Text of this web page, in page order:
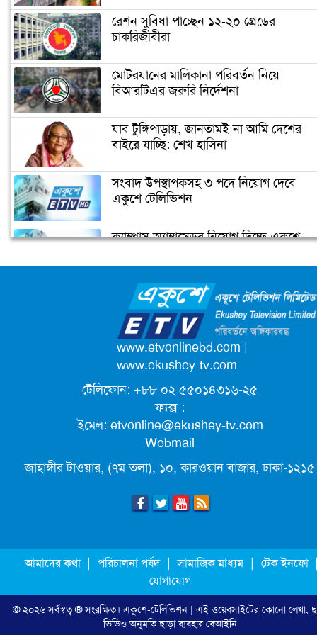
সঙ্গে চুক্তি স্বাক্ষর
মার্কেট এখন ৪০০ কোটি টাকা: সিইও
(ভিডিও)
এগিয়ে চলছে পতেঙ্গা টার্মিনালের কাজ
(ভিডিও)
পাকিস্তানের চেয়ে সব সূচকেই এগিয়ে
রেশন সুবিধা পাচ্ছেন ১২-২০ গ্রেডের
চাকরিজীবীরা
মোটরযানের মালিকানা পরিবর্তন নিয়ে
বিআরটিএর জরুরি নির্দেশনা
যাব টুঙ্গিপাড়ায়, জানতামই না আমি দেশের
বাইরে যাচ্ছি: শেখ হাসিনা
সংবাদ উপস্থাপকসহ ৩ পদে নিয়োগ দেবে
একুশে টেলিভিশন
ক্যাম্পাস অ্যাম্বাসেডর নিয়োগ দিচ্ছে একুশে
জাতিসংঘের পরবর্তী মহাসচিব পদে
আলোচনায় ড. ইউনূস
পদোন্নতি পেয়ে সচিব হলেন ২ কর্মকর্তা
লিগ্যাল এইডের মাধ্যমে সন্তান ফিরে পেল
সেই কিশোরী মা জুঁই
জেট ফুয়েলের দাম কমলো লিটারে ১৯ টাকা
ছুটিতে গিয়ে না ফিরলে ৩ বছরের নিষেধাজ্ঞা,
মূল্যস্ফীতি কমে জুনে ৯ দশমিক ১৬ শতাংশ
এনবিআরের সবাই প্রস্তুত, রাজস্ব আদায়ের
লক্ষ্য অর্জন হবে: অর্থমন্ত্রী
www.etvonlinebd.com |
www.ekushey-tv.com
টেলিফোন: +৮৮ ০২ ৫৫০১৪৩১৬-২৫
ফ্যক্স :
ইমেল: etvonline@ekushey-tv.com
Webmail
জাহাঙ্গীর টাওয়ার, (৭ম তলা), ১০, কারওয়ান বাজার, ঢাকা-১২১৫
আমাদের কথা | পরিচালনা পর্ষদ | সামাজিক মাধ্যম | টেক ইনফো
যোগাযোগ
© ২০২৬ সর্বস্বত্ব ® সংরক্ষিত। একুশে-টেলিভিশন | এই ওয়েবসাইটের কোনো লেখা,
ভিডিও অনুমতি ছাড়া ব্যবহার বেআইনি